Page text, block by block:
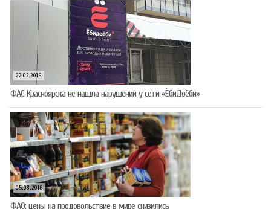
22.02.2016
ФАС Красноярска не нашла нарушений у сети «ЁбиДоёби»
05.08.2016
ФАО: цены на продовольствие в мире снизились